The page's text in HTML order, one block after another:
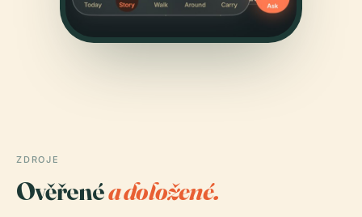
ZDROJE
Ověřenéa doložené.